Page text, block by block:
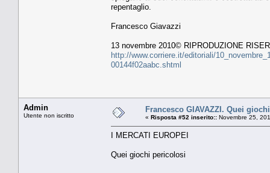
repentaglio.
Francesco Giavazzi
13 novembre 2010© RIPRODUZIONE
http://www.corriere.it/editoriali/
00144f02aabc.shtml
Admin
Utente non iscritto
Francesco GIAVAZZI. Quei
« Risposta #52 inserito:: Novembre 25,
I MERCATI EUROPEI
Quei giochi pericolosi